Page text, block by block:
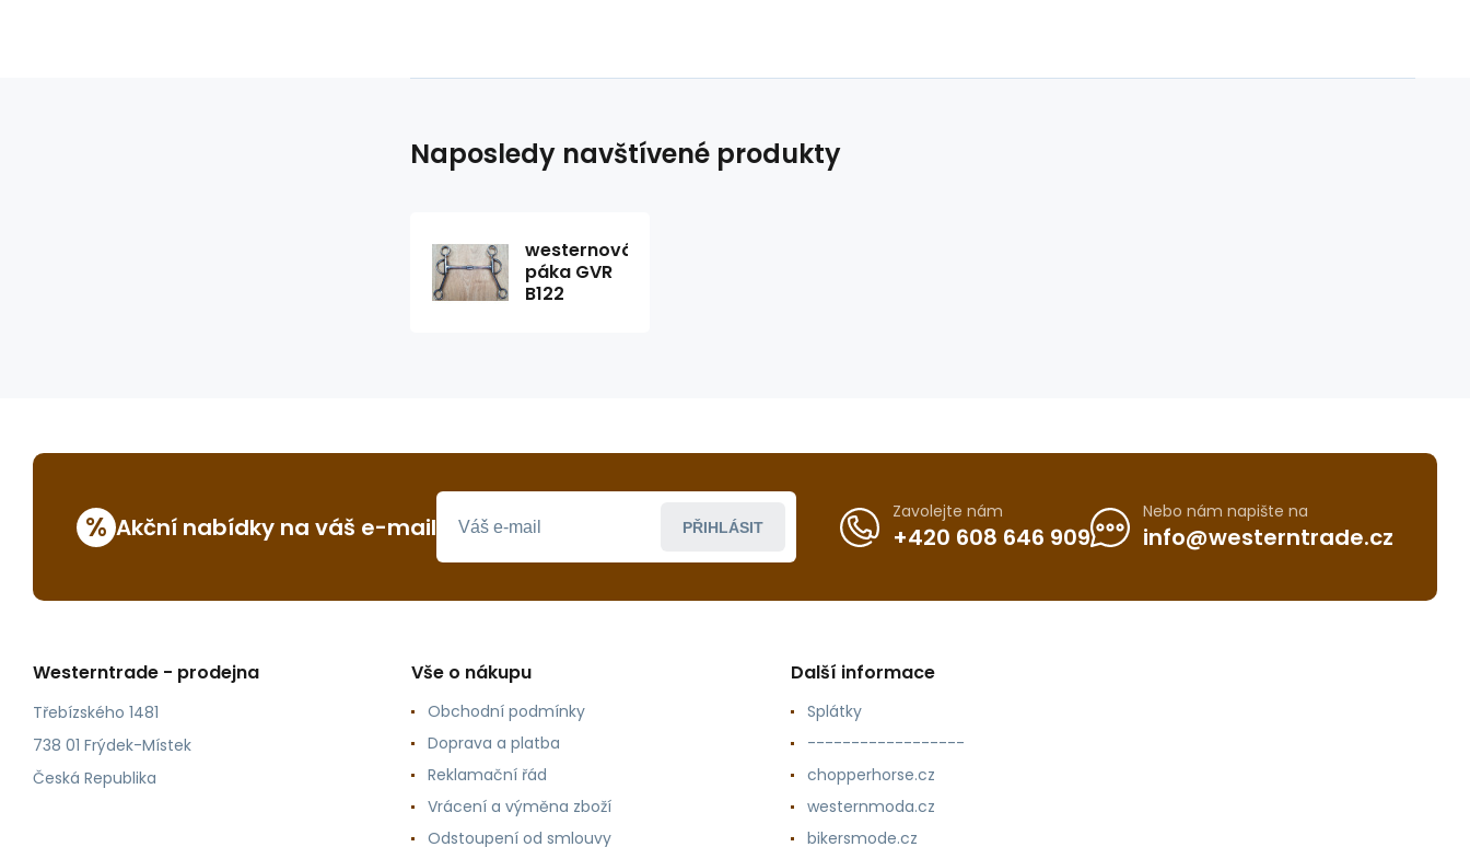
Naposledy navštívené produkty
westernová
páka GVR
B122
% Akční nabídky na váš e-mail PŘIHLÁSIT
Zavolejte nám
+420 608 646 909
Nebo nám napište na
info@westerntrade.cz
Westerntrade - prodejna
Třebízského 1481
738 01 Frýdek-Místek
Česká Republika
Vše o nákupu
Obchodní podmínky
Doprava a platba
Reklamační řád
Vrácení a výměna zboží
Odstoupení od smlouvy
Další informace
Splátky
------------------
chopperhorse.cz
westernmoda.cz
bikersmode.cz